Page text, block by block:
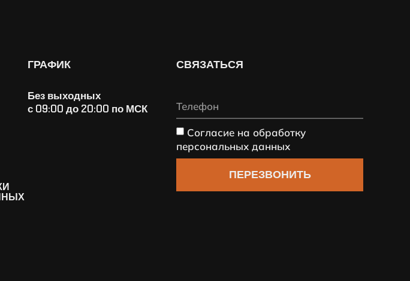
ГРАФИК
Без выходных
с 09:00 до 20:00 по МСК
СВЯЗАТЬСЯ
Согласие на обработку
персональных данных
ПЕРЕЗВОНИТЬ